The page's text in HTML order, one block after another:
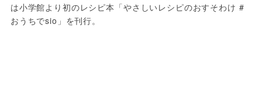
は小学館より初のレシピ本「やさしいレシピのおすそわけ #
おうちでsio」を刊行。